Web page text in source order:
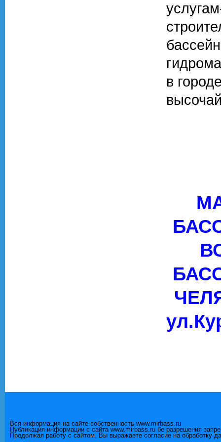
в
Вся информация на сайте-собственность www.mirbass.ru
Публикация информации с сайта www.mirbass.ru бе разрешения
Продолжая работу с сайтом, Вы выражаете согласие на обработку